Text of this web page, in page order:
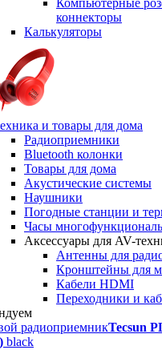
Компьютерные
коннекторы
Калькуляторы
и товары для дома
Радиоприемники
Bluetooth колонки
Товары для дома
Акустические системы
Наушники
Погодные станции и
Часы
Аксессуары для AV-
Антенны для
Кронштейны для
Кабели HDMI
Переходники и
радиоприемникTecsun
black